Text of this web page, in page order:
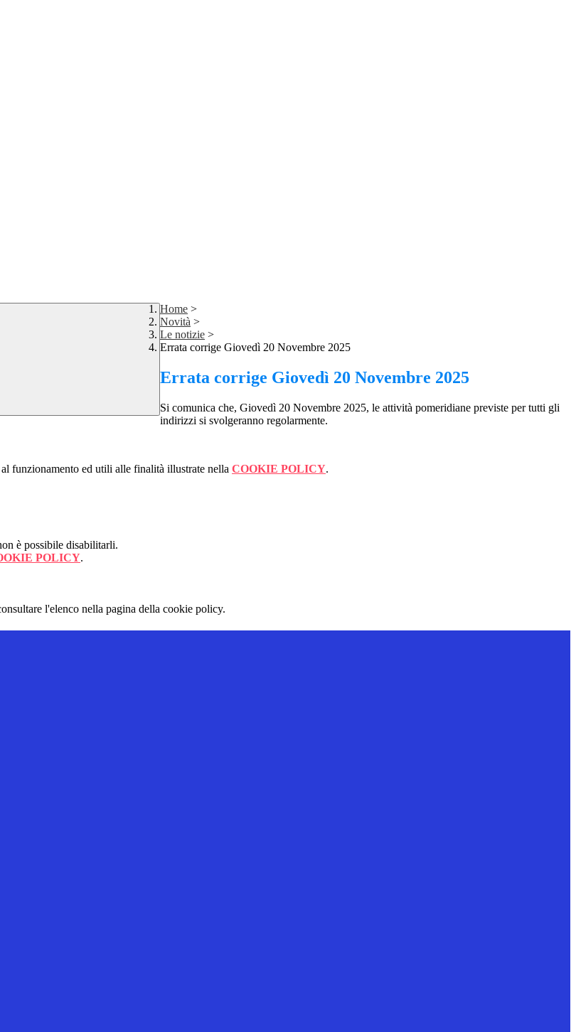
Home >
Novità >
Le notizie >
Errata corrige Giovedì 20 Novembre 2025
Errata corrige Giovedì 20 Novembre 2025
Si comunica che, Giovedì 20 Novembre 2025, le attività pomeridiane previste per tutti gli
indirizzi si svolgeranno regolarmente.
funzionamento ed utili alle finalità illustrate nella COOKIE POLICY.
è possibile disabilitarli.
POLICY.
l'elenco nella pagina della cookie policy.